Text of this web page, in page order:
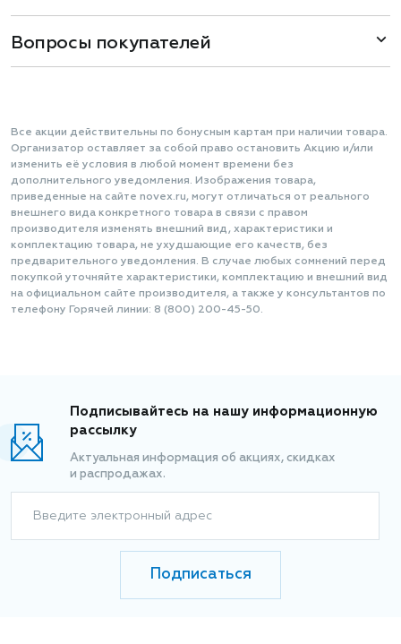
Вопросы покупателей
Все акции действительны по бонусным картам при наличии товара.
Организатор оставляет за собой право остановить Акцию и/или
изменить её условия в любой момент времени без
дополнительного уведомления. Изображения товара,
приведенные на сайте novex.ru, могут отличаться от реального
внешнего вида конкретного товара в связи с правом
производителя изменять внешний вид, характеристики и
комплектацию товара, не ухудшающие его качеств, без
предварительного уведомления. В случае любых сомнений перед
покупкой уточняйте характеристики, комплектацию и внешний вид
на официальном сайте производителя, а также у консультантов по
телефону Горячей линии: 8 (800) 200-45-50.
Подписывайтесь на нашу информационную
рассылку
Актуальная информация об акциях, скидках
и распродажах.
Введите электронный адрес
Подписаться